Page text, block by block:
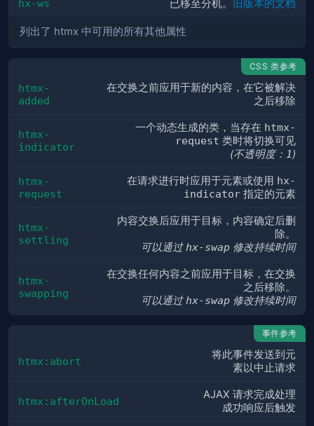
hx-ws 已移至分机。 旧版本的文档
列出了 htmx 中可用的所有其他属性
CSS 类参考
htmx-
added
在交换之前应用于新的内容，在它被解决
之后移除
htmx-
indicator
一个动态生成的类，当存在 htmx-
request 类时将切换可见
(不透明度： 1)
htmx-
request
在请求进行时应用于元素或使用 hx-
indicator 指定的元素
htmx-
settling
内容交换后应用于目标，内容确定后删
除。
可以通过 hx-swap 修改持续时间
htmx-
swapping
在交换任何内容之前应用于目标，在交换
之后移除。
可以通过 hx-swap 修改持续时间
事件参考
htmx:abort
将此事件发送到元
素以中止请求
htmx:afterOnLoad
AJAX 请求完成处理
成功响应后触发